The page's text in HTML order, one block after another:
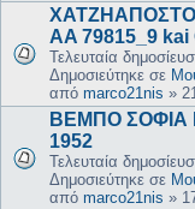
AA 79815_9 kai
Τελευταία
Δημοσιεύτηκε σε
από marco21nis »
ΒΕΜΠΟ ΣΟΦΙΑ
1952
Τελευταία
Δημοσιεύτηκε σε
από marco21nis »